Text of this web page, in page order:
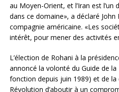
au Moyen-Orient, et l’Iran est l’un
dans ce domaine», a déclaré John
compagnie américaine. «Les
intérêt, pour mener des activités
L’élection de Rohani à la
annoncé la volonté du Guide de
fonction depuis juin 1989) et de la
Révolution d’aboutir à un